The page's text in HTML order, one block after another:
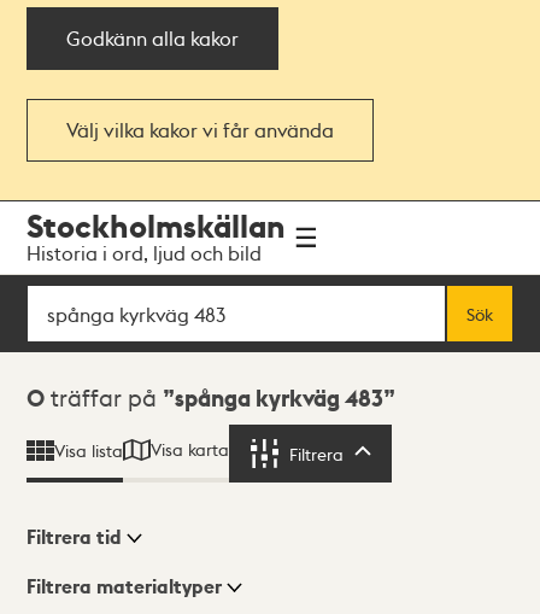
Godkänn alla kakor
Välj vilka kakor vi får använda
navigationen
huvudinnehållet
Stockholmskällan
Historia i ord, ljud och bild
Sök
Sök
Sökresultat
0 träffar på spånga kyrkväg 483
Visa lista Visa karta Filtrera
Visningsläge
Filtrera tid
Filtrera materialtyper